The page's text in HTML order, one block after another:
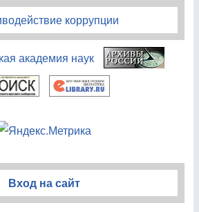
коррупции
Вход на сайт